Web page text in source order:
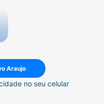
Araujo
no seu celular